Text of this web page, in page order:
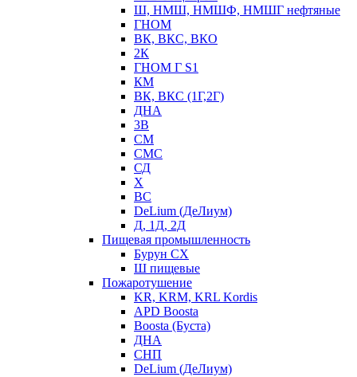
Ш, НМШ, НМШФ, НМШГ нефтяные
ГНОМ
ВК, ВКС, ВКО
2К
ГНОМ Г S1
КМ
ВК, ВКС (1Г,2Г)
ДНА
3В
СМ
СМС
СД
Х
ВС
DeLium (ДеЛиум)
Д, 1Д, 2Д
Пищевая промышленность
Бурун СХ
Ш пищевые
Пожаротушение
KR, KRM, KRL Kordis
APD Boosta
Boosta (Буста)
ДНА
СНП
DeLium (ДеЛиум)